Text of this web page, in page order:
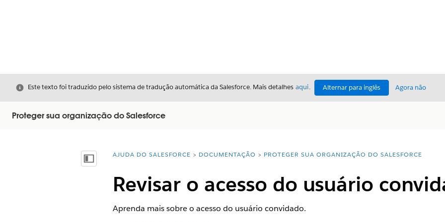
Fechar
Este texto foi traduzido pelo sistema de tradução automática da Salesforce. Mais detalhes aqui. Alternar para inglês Agora não
Proteger sua organização do Salesforce
Mostrar índiceVocê está aqui:
AJUDA DO SALESFORCE DOCUMENTAÇÃO PROTEGER SUA ORGANIZAÇÃO DO SALESFORCE
Revisar o acesso do usuário
Aprenda mais sobre o acesso do usuário convidado.